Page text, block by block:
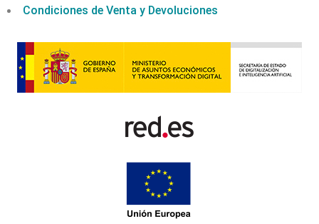
Condiciones de Venta y Devoluciones